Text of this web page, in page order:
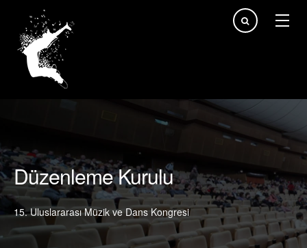
arama...
Düzenleme Kurulu
15. Uluslararası Müzik ve Dans Kongresi